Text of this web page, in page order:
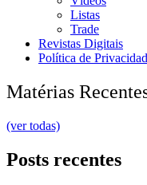
Listas
Trade
Revistas Digitais
Política de
Matérias
(ver todas)
Posts recentes